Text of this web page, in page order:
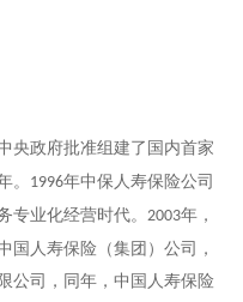
央政府批准组建了国内首家
。 1996年中保人寿保险公司
专业化经营时代。 2003年，
国人寿保险（集团）公司，
公司，同年，中国人寿保险